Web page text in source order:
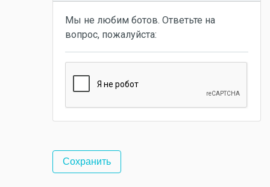
Мы не любим ботов. Ответьте на
вопрос, пожалуйста: